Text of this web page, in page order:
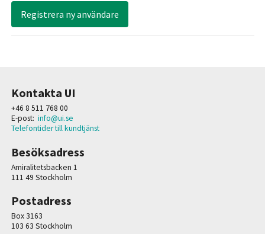
Registrera ny användare
Kontakta UI
+46 8 511 768 00
E-post: info@ui.se
Telefontider till kundtjänst
Besöksadress
Amiralitetsbacken 1
111 49 Stockholm
Postadress
Box 3163
103 63 Stockholm